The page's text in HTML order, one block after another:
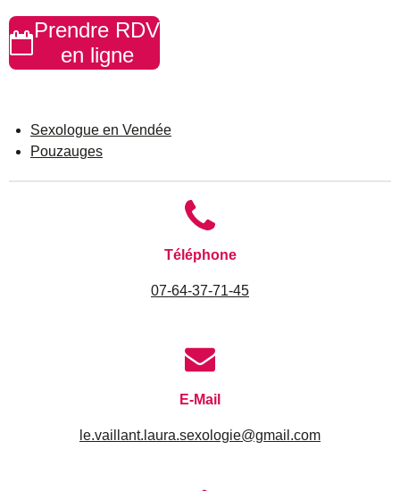
Prendre RDV
en ligne
Sexologue en Vendée
Pouzauges
Téléphone
07-64-37-71-45
E-Mail
le.vaillant.laura.sexologie@gmail.com